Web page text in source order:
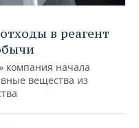
в реагент
компания начала
вещества из